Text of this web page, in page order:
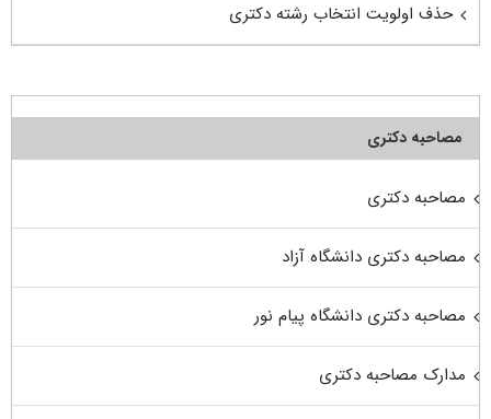
حذف اولویت انتخاب رشته دکتری
مصاحبه دکتری
مصاحبه دکتری
مصاحبه دکتری دانشگاه آزاد
مصاحبه دکتری دانشگاه پیام نور
مدارک مصاحبه دکتری